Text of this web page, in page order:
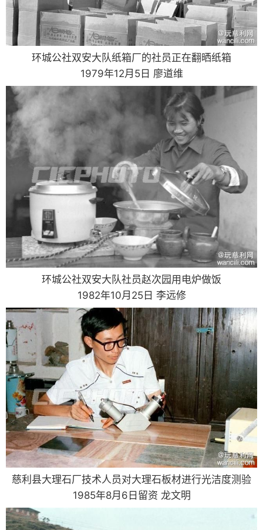
环城公社双安大队纸箱厂的社员正在翻晒纸箱
1979年12月5日 廖道维
环城公社双安大队社员赵次园用电炉做饭
1982年10月25日 李远修
慈利县大理石厂技术人员对大理石板材进行光洁度测验
1985年8月6日留资 龙文明